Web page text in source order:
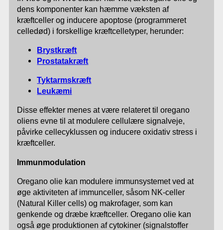
dens komponenter kan hæmme væksten af
kræftceller og inducere apoptose (programmeret
celledød) i forskellige kræftcelletyper, herunder:
Brystkræft
Prostatakræft
Tyktarmskræft
Leukæmi
Disse effekter menes at være relateret til oregano
oliens evne til at modulere cellulære signalveje,
påvirke cellecyklussen og inducere oxidativ stress i
kræftceller.
Immunmodulation
Oregano olie kan modulere immunsystemet ved at
øge aktiviteten af immunceller, såsom NK-celler
(Natural Killer cells) og makrofager, som kan
genkende og dræbe kræftceller. Oregano olie kan
også øge produktionen af cytokiner (signalstoffer